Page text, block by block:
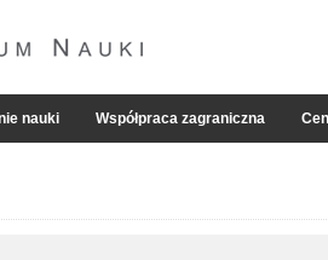
nauki Współpraca zagraniczna